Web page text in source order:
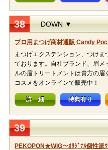
38 DOWN ▼
プロ用まつげ商材通販 Candy
まつげエクステンション、つけま
ております。自社ブランド、眉メ
ルの眉トリートメントは貴方の眉
コスメをオンラインで販売中！
詳 細 特典有り
39
PEKOPON★WIG〜ｵﾘｼﾞﾅﾙ個性派